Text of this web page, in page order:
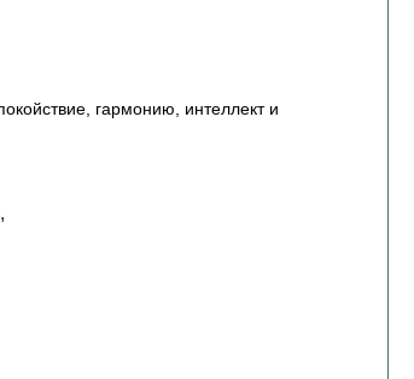
гармонию, интеллект и
,